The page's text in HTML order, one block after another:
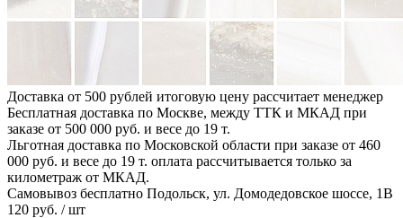
Доставка от 500 рублей итоговую цену рассчитает менеджер
Бесплатная доставка по Москве, между ТТК и МКАД при
заказе от 500 000 руб. и весе до 19 т.
Льготная доставка по Московской области при заказе от 460
000 руб. и весе до 19 т. оплата рассчитывается только за
километраж от МКАД.
Самовывоз бесплатно Подольск, ул. Домодедовское шоссе, 1В
120 руб. / шт